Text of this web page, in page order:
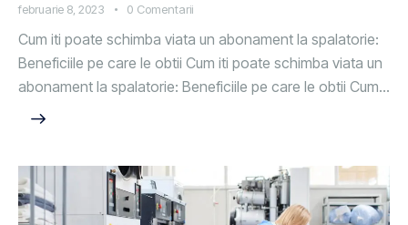
februarie 8, 2023 0 Comentarii
Cum iti poate schimba viata un abonament la spalatorie:
Beneficiile pe care le obtii Cum iti poate schimba viata un
abonament la spalatorie: Beneficiile pe care le obtii Cum…